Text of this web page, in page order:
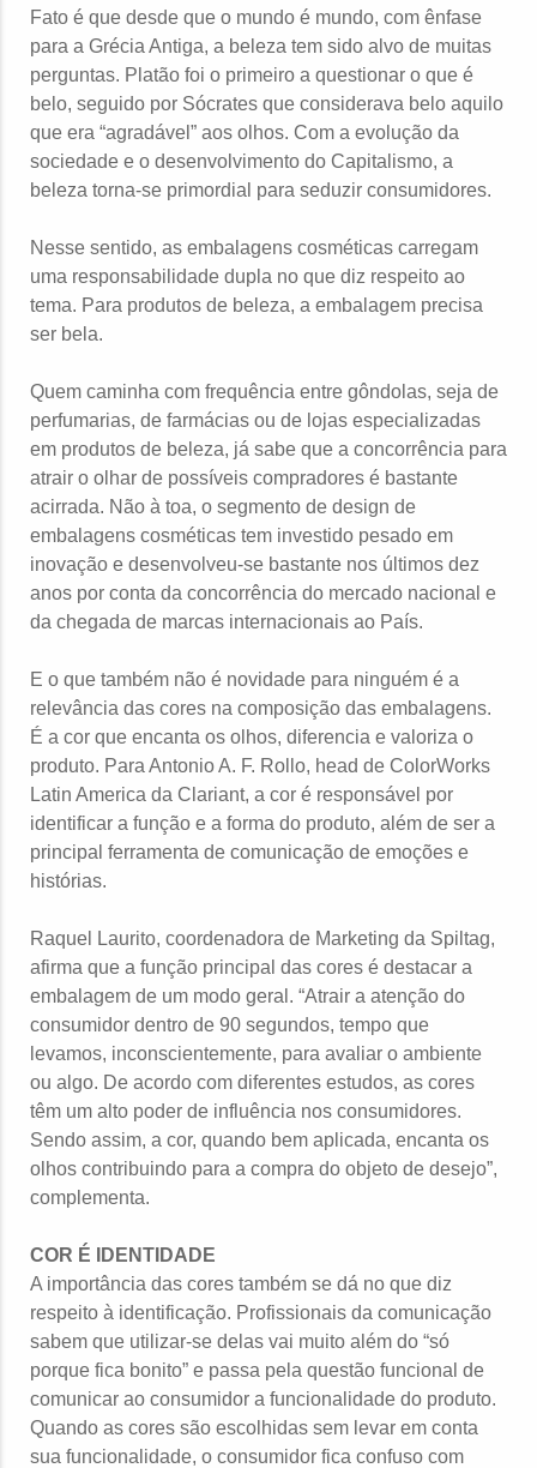
Fato é que desde que o mundo é mundo, com ênfase
para a Grécia Antiga, a beleza tem sido alvo de muitas
perguntas. Platão foi o primeiro a questionar o que é
belo, seguido por Sócrates que considerava belo aquilo
que era “agradável” aos olhos. Com a evolução da
sociedade e o desenvolvimento do Capitalismo, a
beleza torna-se primordial para seduzir consumidores.
Nesse sentido, as embalagens cosméticas carregam
uma responsabilidade dupla no que diz respeito ao
tema. Para produtos de beleza, a embalagem precisa
ser bela.
Quem caminha com frequência entre gôndolas, seja de
perfumarias, de farmácias ou de lojas especializadas
em produtos de beleza, já sabe que a concorrência para
atrair o olhar de possíveis compradores é bastante
acirrada. Não à toa, o segmento de design de
embalagens cosméticas tem investido pesado em
inovação e desenvolveu-se bastante nos últimos dez
anos por conta da concorrência do mercado nacional e
da chegada de marcas internacionais ao País.
E o que também não é novidade para ninguém é a
relevância das cores na composição das embalagens.
É a cor que encanta os olhos, diferencia e valoriza o
produto. Para Antonio A. F. Rollo, head de ColorWorks
Latin America da Clariant, a cor é responsável por
identificar a função e a forma do produto, além de ser a
principal ferramenta de comunicação de emoções e
histórias.
Raquel Laurito, coordenadora de Marketing da Spiltag,
afirma que a função principal das cores é destacar a
embalagem de um modo geral. “Atrair a atenção do
consumidor dentro de 90 segundos, tempo que
levamos, inconscientemente, para avaliar o ambiente
ou algo. De acordo com diferentes estudos, as cores
têm um alto poder de influência nos consumidores.
Sendo assim, a cor, quando bem aplicada, encanta os
olhos contribuindo para a compra do objeto de desejo”,
complementa.
COR É IDENTIDADE
A importância das cores também se dá no que diz
respeito à identificação. Profissionais da comunicação
sabem que utilizar-se delas vai muito além do “só
porque fica bonito” e passa pela questão funcional de
comunicar ao consumidor a funcionalidade do produto.
Quando as cores são escolhidas sem levar em conta
sua funcionalidade, o consumidor fica confuso com